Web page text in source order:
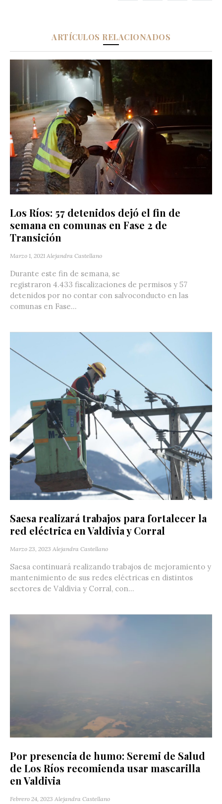
ARTÍCULOS RELACIONADOS
Los Ríos: 57 detenidos dejó el fin de
semana en comunas en Fase 2 de
Transición
Marzo 1, 2021 Alejandra Castellano
Durante este fin de semana, se
registraron 4.433 fiscalizaciones de permisos y 57
detenidos por no contar con salvoconducto en las
comunas en Fase...
Saesa realizará trabajos para fortalecer la
red eléctrica en Valdivia y Corral
Marzo 23, 2023 Alejandra Castellano
Saesa continuará realizando trabajos de mejoramiento y
mantenimiento de sus redes eléctricas en distintos
sectores de Valdivia y Corral, con...
Por presencia de humo: Seremi de Salud
de Los Ríos recomienda usar mascarilla
en Valdivia
Febrero 24, 2023 Alejandra Castellano